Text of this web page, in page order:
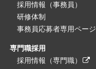
採用情報（事務員）
研修体制
事務員応募者専用ページ
専門職採用
採用情報（専門職）